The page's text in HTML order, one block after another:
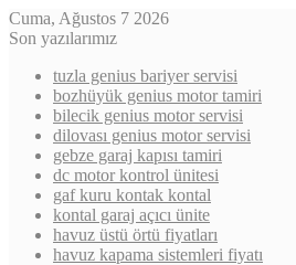
Cuma, Ağustos 7 2026
Son yazılarımız
tuzla genius bariyer servisi
bozhüyük genius motor tamiri
bilecik genius motor servisi
dilovası genius motor servisi
gebze garaj kapısı tamiri
dc motor kontrol ünitesi
gaf kuru kontak kontal
kontal garaj açıcı ünite
havuz üstü örtü fiyatları
havuz kapama sistemleri fiyatı